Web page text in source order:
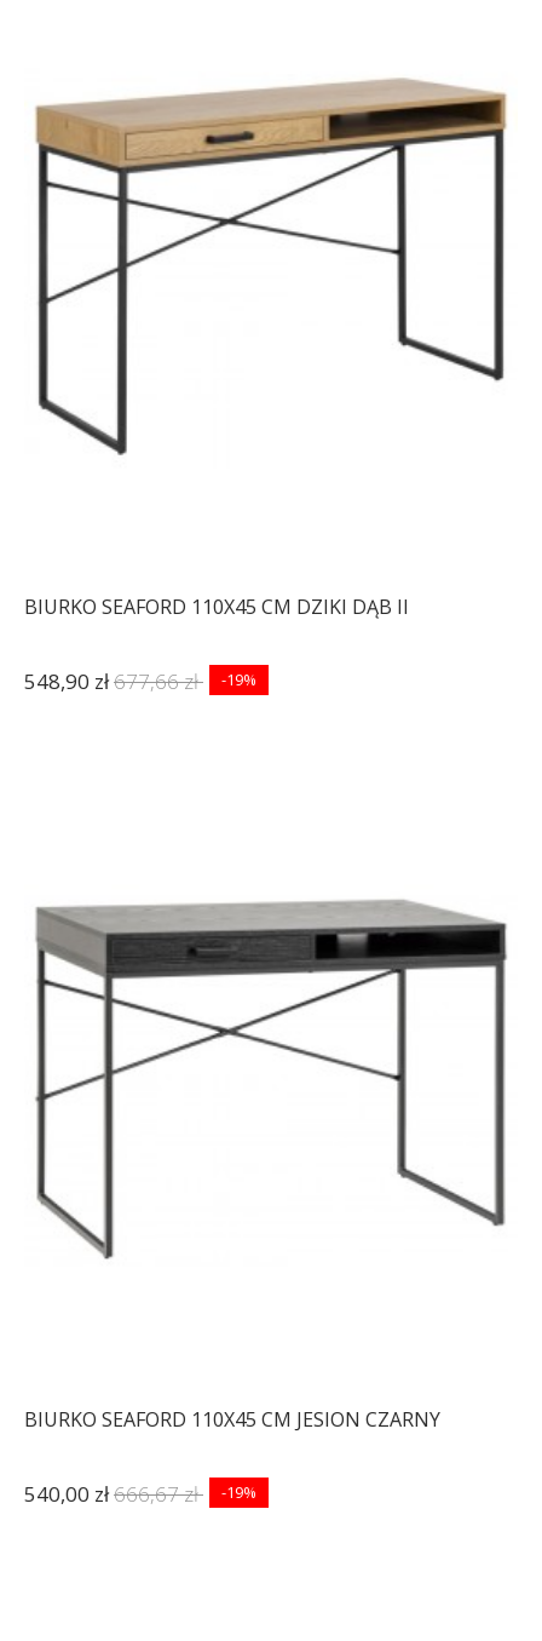
BIURKO SEAFORD 110X45 CM DZIKI DĄB II
548,90 zł677,66 zł -19%
BIURKO SEAFORD 110X45 CM JESION CZARNY
540,00 zł666,67 zł -19%